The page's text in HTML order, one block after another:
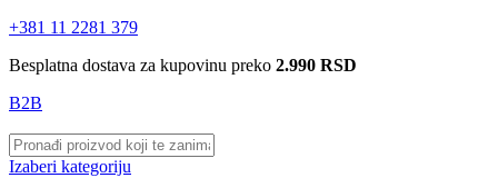
+381 11 2281 379
Besplatna dostava za kupovinu preko 2.990 RSD
B2B
Izaberi kategoriju